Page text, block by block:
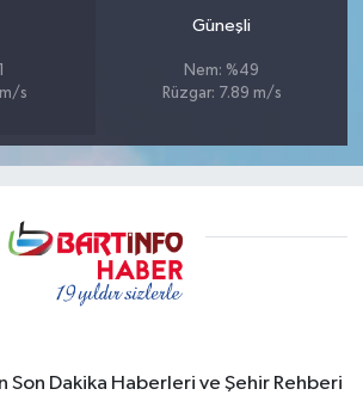
s
Güneşli
Nem: %49
Rüzgar: 7.89 m/s
Son Dakika Haberleri ve Şehir Rehberi